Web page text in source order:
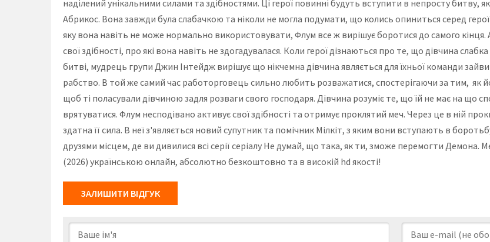
наділений унікальними силами та здібностями. Ці герої повинні будуть вступити в непросту битву,
Абрикос. Вона завжди була слабачкою та ніколи не могла подумати, що колись опиниться серед
яку вона навіть не може нормально використовувати, Флум все ж вирішує боротися до самого кінця.
свої здібності, про які вона навіть не здогадувалася. Коли герої дізнаються про те, що дівчина
битві, мудрець групи Джин Інтейдж вирішує що нікчемна дівчина являється для їхньої команди
рабство. В той же самий час работорговець сильно любить розважатися, спостерігаючи за тим, як
щоб ті поласували дівчиною задля розваги свого господаря. Дівчина розуміє те, що їй не має на що
врятуватися. Флум несподівано активує свої здібності та отримує проклятий меч. Через це в ній
здатна її сила. В неї з'являється новий супутник та помічник Мілкіт, з яким вони вступають в
друзями місцем, де ви дивилися всі серії серіалу Не думай, що така, як ти, зможе перемогти Демона.
(2026) українською онлайн, абсолютно безкоштовно та в високій hd якості!
ЗАЛИШИТИ ВІДГУК